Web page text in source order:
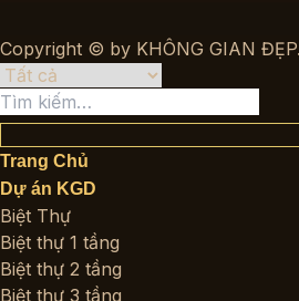
Copyright © by KHÔNG GIAN
Tìm
kiếm:
Trang Chủ
Dự án KGD
Biệt Thự
Biệt thự 1 tầng
Biệt thự 2 tầng
Biệt thự 3 tầng